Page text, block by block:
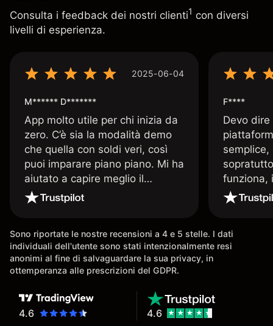
Consulta i feedback dei nostri clienti1 con diversi
livelli di esperienza.
2025-06-04
M****** D*******
App molto utile per chi inizia da
zero. C’è sia la modalità demo
che quella con soldi veri, così
puoi imparare piano piano. Mi ha
aiutato a capire meglio il
trading. La consiglio a chi parte
senza esperienza.
F****
Devo
funziona,
Davide e'
spiega
Sono riportate le nostre recensioni a 4 e 5 stelle. I dati
individuali dell'utente sono stati intenzionalmente resi
anonimi al fine di salvaguardare la sua privacy, in
ottemperanza alle prescrizioni del GDPR.
4.6 4.6